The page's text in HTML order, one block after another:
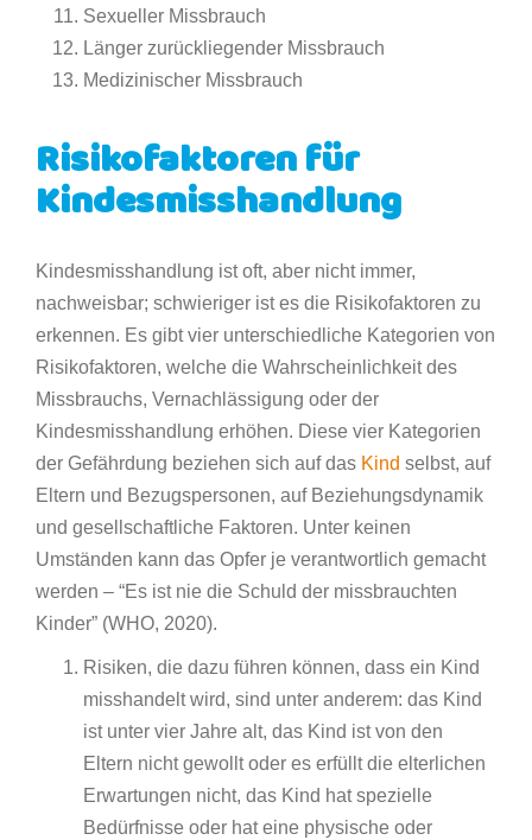
Sexueller Missbrauch
Länger zurückliegender Missbrauch
Medizinischer Missbrauch
Risikofaktoren für
Kindesmisshandlung
Kindesmisshandlung ist oft, aber nicht immer,
nachweisbar; schwieriger ist es die Risikofaktoren zu
erkennen. Es gibt vier unterschiedliche Kategorien von
Risikofaktoren, welche die Wahrscheinlichkeit des
Missbrauchs, Vernachlässigung oder der
Kindesmisshandlung erhöhen. Diese vier Kategorien
der Gefährdung beziehen sich auf das Kind selbst, auf
Eltern und Bezugspersonen, auf Beziehungsdynamik
und gesellschaftliche Faktoren. Unter keinen
Umständen kann das Opfer je verantwortlich gemacht
werden – “Es ist nie die Schuld der missbrauchten
Kinder” (WHO, 2020).
Risiken, die dazu führen können, dass ein Kind
misshandelt wird, sind unter anderem: das Kind
ist unter vier Jahre alt, das Kind ist von den
Eltern nicht gewollt oder es erfüllt die elterlichen
Erwartungen nicht, das Kind hat spezielle
Bedürfnisse oder hat eine physische oder